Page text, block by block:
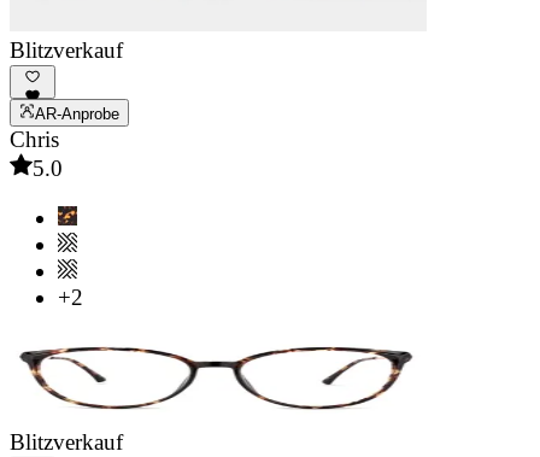
Blitzverkauf
AR-Anprobe
Chris
5.0
+2
Blitzverkauf